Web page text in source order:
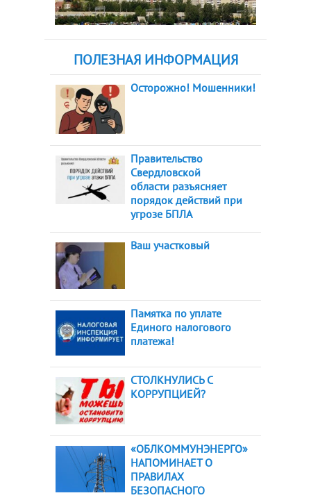
ПОЛЕЗНАЯ ИНФОРМАЦИЯ
Осторожно! Мошенники!
Правительство
Свердловской
области разъясняет
порядок действий при
угрозе БПЛА
Ваш участковый
Памятка по уплате
Единого налогового
платежа!
СТОЛКНУЛИСЬ С
КОРРУПЦИЕЙ?
«ОБЛКОММУНЭНЕРГО»
НАПОМИНАЕТ О
ПРАВИЛАХ
БЕЗОПАСНОГО